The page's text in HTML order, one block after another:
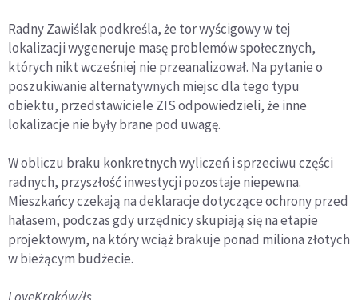
Radny Zawiślak podkreśla, że tor wyścigowy w tej
lokalizacji wygeneruje masę problemów społecznych,
których nikt wcześniej nie przeanalizował. Na pytanie o
poszukiwanie alternatywnych miejsc dla tego typu
obiektu, przedstawiciele ZIS odpowiedzieli, że inne
lokalizacje nie były brane pod uwagę.
W obliczu braku konkretnych wyliczeń i sprzeciwu części
radnych, przyszłość inwestycji pozostaje niepewna.
Mieszkańcy czekają na deklaracje dotyczące ochrony przed
hałasem, podczas gdy urzędnicy skupiają się na etapie
projektowym, na który wciąż brakuje ponad miliona złotych
w bieżącym budżecie.
LoveKraków/łs